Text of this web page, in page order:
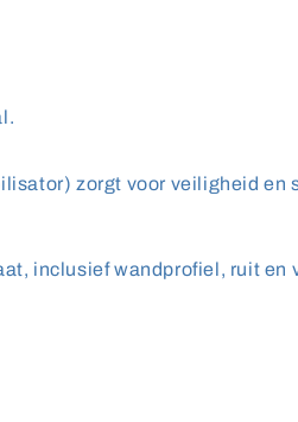
zorgt voor veiligheid en
inclusief wandprofiel, ruit en